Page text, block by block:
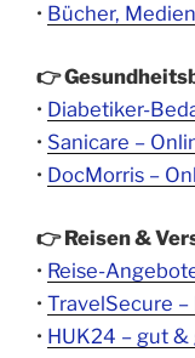
• Bücher,
👉
• Diabetiker-
• Sanicare –
• DocMorris –
👉 Reisen &
• Reise-
• TravelSecure
• HUK24 – gut